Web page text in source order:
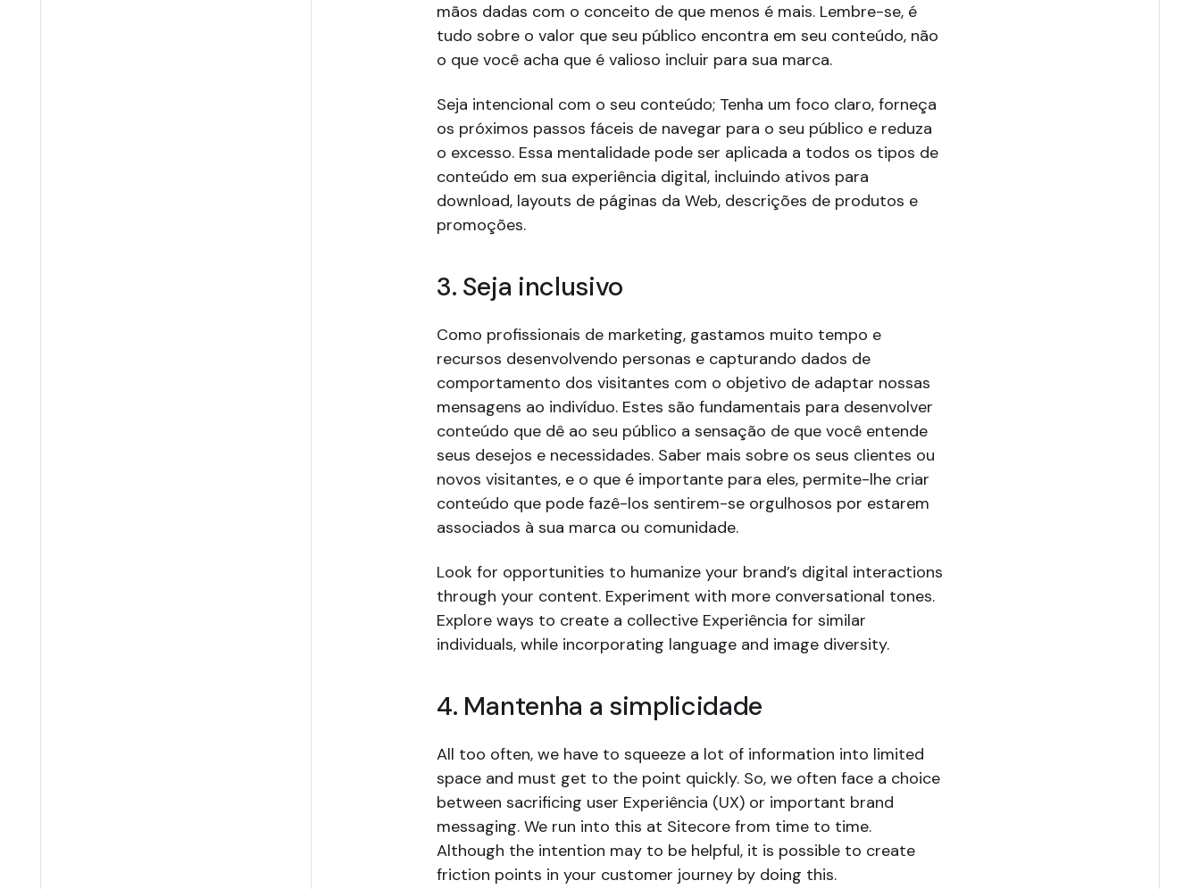
mãos dadas com o conceito de que menos é mais. Lembre-se, é
tudo sobre o valor que seu público encontra em seu conteúdo, não
o que você acha que é valioso incluir para sua marca.
Seja intencional com o seu conteúdo; Tenha um foco claro, forneça
os próximos passos fáceis de navegar para o seu público e reduza
o excesso. Essa mentalidade pode ser aplicada a todos os tipos de
conteúdo em sua experiência digital, incluindo ativos para
download, layouts de páginas da Web, descrições de produtos e
promoções.
3. Seja inclusivo
Como profissionais de marketing, gastamos muito tempo e
recursos desenvolvendo personas e capturando dados de
comportamento dos visitantes com o objetivo de adaptar nossas
mensagens ao indivíduo. Estes são fundamentais para desenvolver
conteúdo que dê ao seu público a sensação de que você entende
seus desejos e necessidades. Saber mais sobre os seus clientes ou
novos visitantes, e o que é importante para eles, permite-lhe criar
conteúdo que pode fazê-los sentirem-se orgulhosos por estarem
associados à sua marca ou comunidade.
Look for opportunities to humanize your brand’s digital interactions
through your content. Experiment with more conversational tones.
Explore ways to create a collective Experiência for similar
individuals, while incorporating language and image diversity.
4. Mantenha a simplicidade
All too often, we have to squeeze a lot of information into limited
space and must get to the point quickly. So, we often face a choice
between sacrificing user Experiência (UX) or important brand
messaging. We run into this at Sitecore from time to time.
Although the intention may to be helpful, it is possible to create
friction points in your customer journey by doing this.